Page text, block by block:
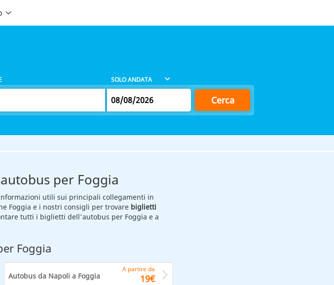
Cerca
per Foggia
utili sui principali collegamenti in
Foggia e i nostri consigli per trovare biglietti
tutti i biglietti dell'autobus per Foggia e a
Foggia
A partire da
19€
Autobus da Napoli a Foggia